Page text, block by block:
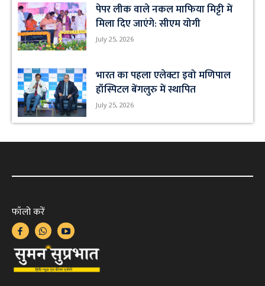
पेपर लीक वाले नकल माफिया मिट्टी में
मिला दिए जाएंगे: सीएम योगी
July 25, 2026
भारत का पहला एलेक्टा इवो मणिपाल
हॉस्पिटल बेंगलुरु में स्थापित
July 25, 2026
फॉलो करें